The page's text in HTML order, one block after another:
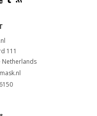
111
Netherlands